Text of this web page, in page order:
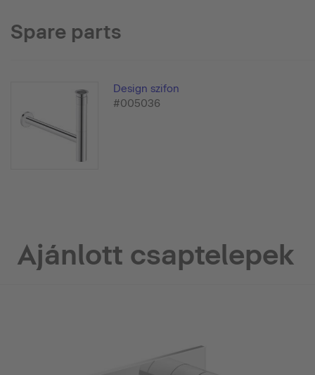
Spare parts
Design szifon
#005036
Ajánlott csaptelepek